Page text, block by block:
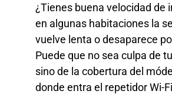
¿Tienes buena velocidad de
en algunas habitaciones la
vuelve lenta o desaparece
Puede que no sea culpa de
sino de la cobertura del
donde entra el repetidor Wi-